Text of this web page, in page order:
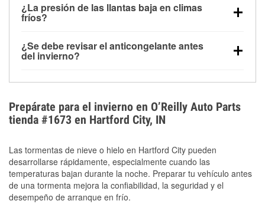
arranque.
la congelación y ayuda a disolver la sal y la nieve
derretida en la carretera para mejorar la visibilidad.
¿La presión de las llantas baja en climas
fríos?
alrededor de 1 PSI por cada 10 °F que baja la
temperatura. Puedes obtener más información sobre
¿Se debe revisar el anticongelante antes
del invierno?
el sobrecalentamiento en condiciones de frío
extremo. Aprende cómo comprobar la protección
anticongelante en nuestra sección How-To.
Prepárate para el invierno en O’Reilly Auto Parts
tienda #1673 en Hartford City, IN
Las tormentas de nieve o hielo en Hartford City pueden
desarrollarse rápidamente, especialmente cuando las
temperaturas bajan durante la noche. Preparar tu vehículo antes
de una tormenta mejora la confiabilidad, la seguridad y el
desempeño de arranque en frío.